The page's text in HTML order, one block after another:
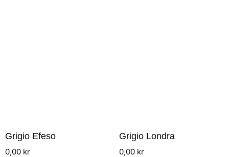
Grigio Efeso
0,00 kr
Grigio Londra
0,00 kr